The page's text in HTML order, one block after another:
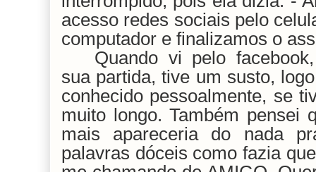
acesso redes sociais pelo
computador e finalizamos o
Quando vi pelo
sua partida, tive um susto,
conhecido pessoalmente, se
muito longo. Também pensei
mais apareceria do nada
palavras dóceis como fazia